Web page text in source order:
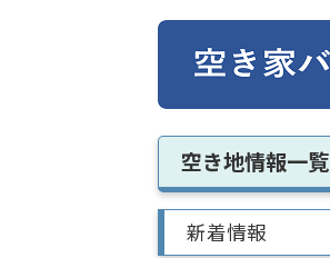
空き地情報一覧
新着情報